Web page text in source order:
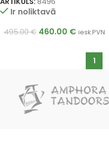
Ir noliktavā
495.00€ 460.00 € iesk.PVN
1